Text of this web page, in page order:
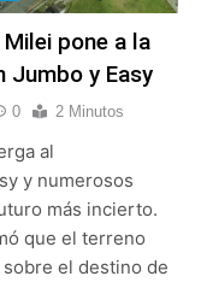
pone a la
Jumbo y Easy
0 2 Minutos
al
y numerosos
más incierto.
que el terreno
el destino de